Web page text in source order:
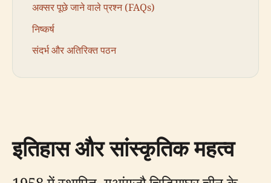
अक्सर पूछे जाने वाले प्रश्न (FAQs)
निष्कर्ष
संदर्भ और अतिरिक्त पठन
इतिहास और सांस्कृतिक महत्व